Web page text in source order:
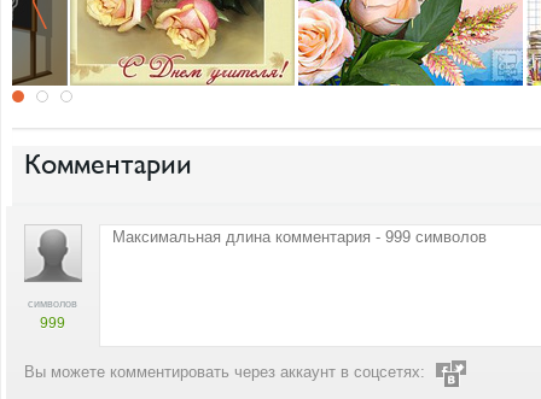
Комментарии
символов
999
Вы можете комментировать через аккаунт в соцсетях: